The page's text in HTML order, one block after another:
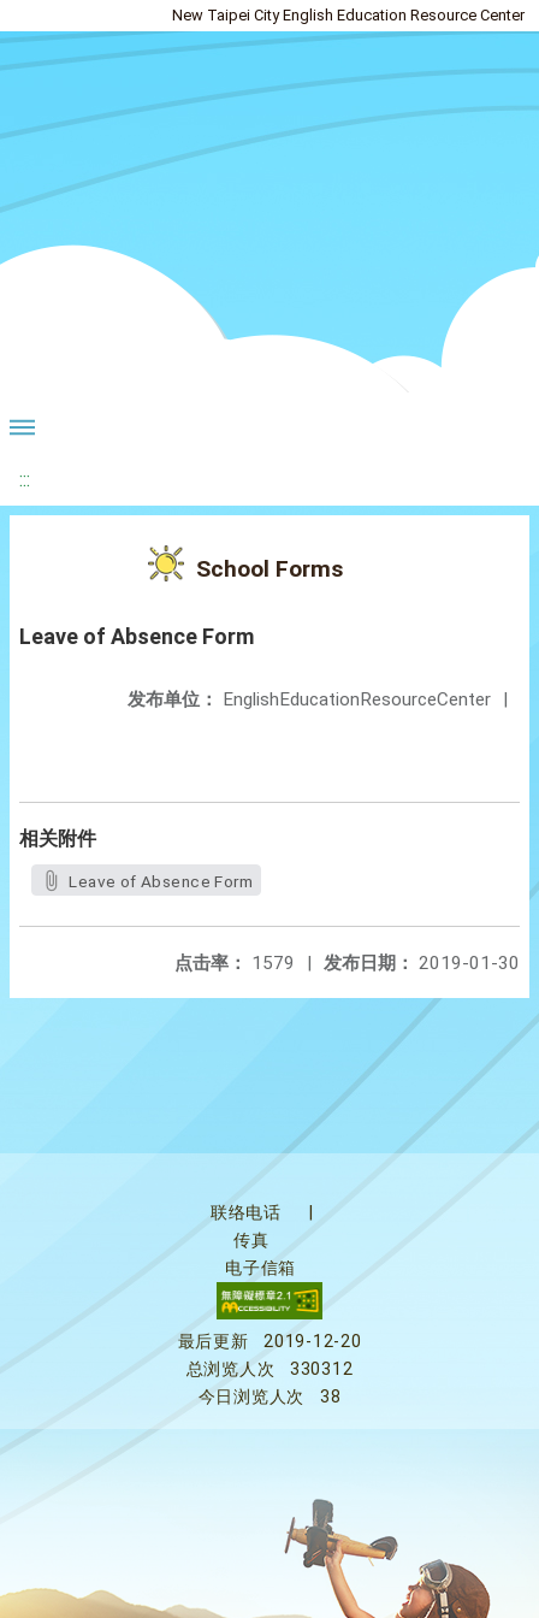
New Taipei City English Education Resource Center
:::
School Forms
Leave of Absence Form
发布单位： EnglishEducationResourceCenter |
相关附件
Leave of Absence Form
发布日期： 2019-01-30
点击率： 1579 |
联络电话
传真
电子信箱
最后更新
2019-12-20
总浏览人次
330312
今日浏览人次
38